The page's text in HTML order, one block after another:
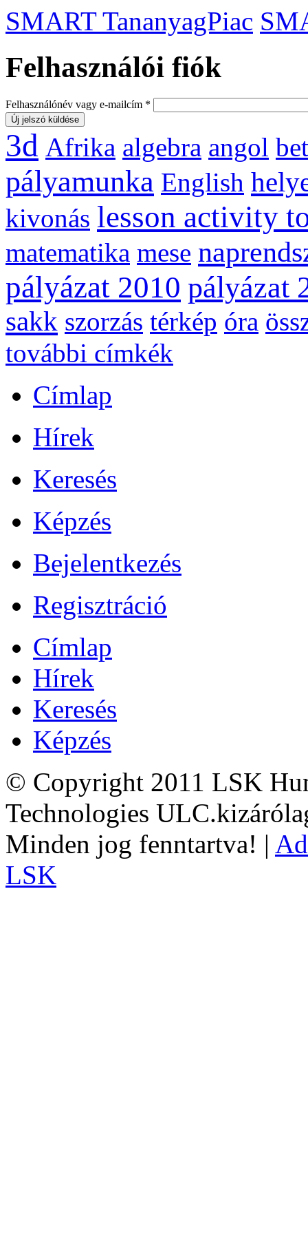
SMART TananyagPiac
Felhasználói fiók
Felhasználónév vagy e-mailcím *
3d Afrika algebra angol
pályamunka English
kivonás lesson activity
matematika mese
pályázat 2010 pályázat
sakk szorzás térkép óra
további címkék
Címlap
Hírek
Keresés
Képzés
Bejelentkezés
Regisztráció
Címlap
Hírek
Keresés
Képzés
© Copyright 2011 LSK
Technologies
Minden jog fenntartva! |
LSK